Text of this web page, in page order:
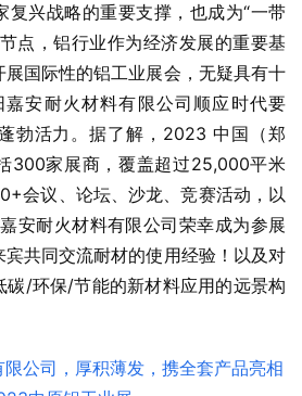
复兴战略的重要支撑，也成为“一带
点，铝行业作为经济发展的重要基
国际性的铝工业展会，无疑具有十
安耐火材料有限公司顺应时代要
勃活力。据了解，2023 中国（郑
300家展商，覆盖超过25,000平米
会议、论坛、沙龙、竞赛活动，以
安耐火材料有限公司荣幸成为参展
共同交流耐材的使用经验！以及对
碳/环保/节能的新材料应用的远景构